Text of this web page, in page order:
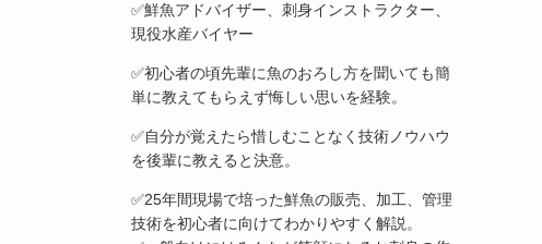
✅鮮魚アドバイザー、刺身インストラクター、
現役水産バイヤー
✅初心者の頃先輩に魚のおろし方を聞いても簡
単に教えてもらえず悔しい思いを経験。
✅自分が覚えたら惜しむことなく技術ノウハウ
を後輩に教えると決意。
✅25年間現場で培った鮮魚の販売、加工、管理
技術を初心者に向けてわかりやすく解説。